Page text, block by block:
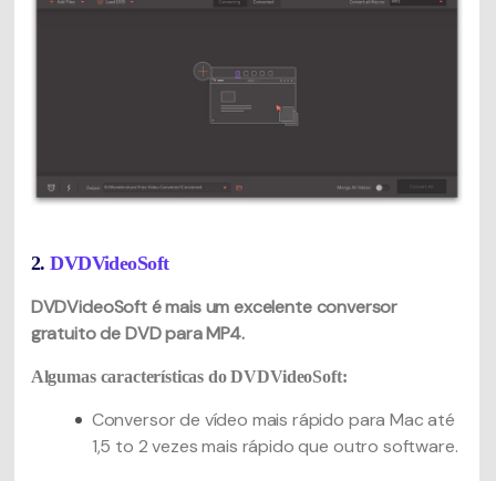
2.DVDVideoSoft
DVDVideoSoft é mais um excelente conversor
gratuito de DVD para MP4.
Algumas características do DVDVideoSoft:
Conversor de vídeo mais rápido para Mac até
1,5 to 2 vezes mais rápido que outro software.